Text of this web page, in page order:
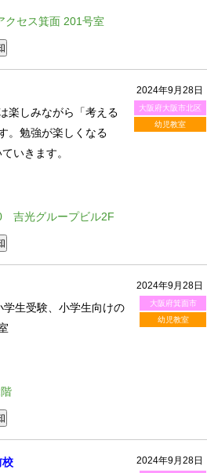
クセス箕面 201号室
2024年9月28日
大阪府大阪市北区
幼児教室
楽しみながら「考える
。勉強が楽しくなる
いきます。
吉光グループビル2F
2024年9月28日
大阪府箕面市
幼児教室
生受験、小学生向けの
2024年9月28日
校